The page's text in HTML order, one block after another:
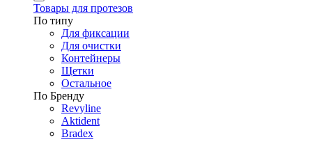
Товары для протезов
По типу
Для фиксации
Для очистки
Контейнеры
Щетки
Остальное
По Бренду
Revyline
Aktident
Bradex